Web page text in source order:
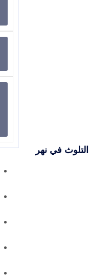
في نهر